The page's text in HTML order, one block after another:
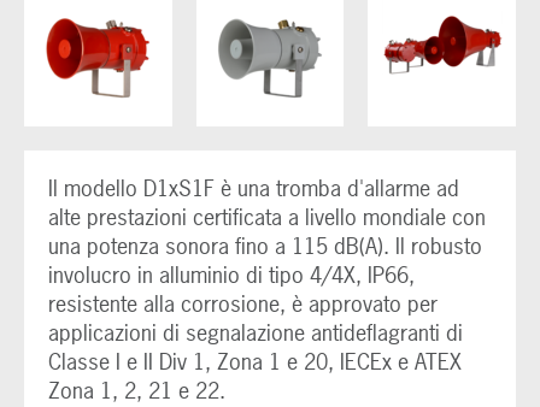
Il modello D1xS1F è una tromba d'allarme ad
alte prestazioni certificata a livello mondiale con
una potenza sonora fino a 115 dB(A). Il robusto
involucro in alluminio di tipo 4/4X, IP66,
resistente alla corrosione, è approvato per
applicazioni di segnalazione antideflagranti di
Classe I e II Div 1, Zona 1 e 20, IECEx e ATEX
Zona 1, 2, 21 e 22.